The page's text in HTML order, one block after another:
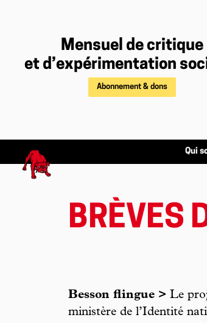
Mensuel de critique
et d’expérimentation
Abonnement & dons
Qui
BRÈVES
Besson flingue > Le
ministère de l’Identité